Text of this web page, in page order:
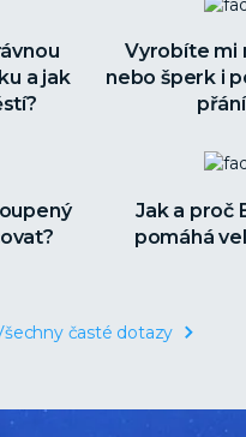
a jak
Vyrobíte mi
nebo šperk i
Jak a proč
pomáhá
časté dotazy